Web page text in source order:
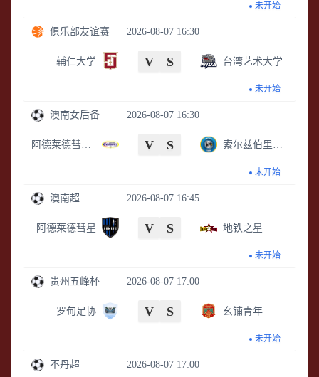
未开始
2026-08-07 16:30
俱乐部友谊赛
辅仁大学 V S 台湾艺术大学
未开始
2026-08-07 16:30
澳南女后备
V S
未开始
2026-08-07 16:45
澳南超
阿德莱德彗星 V S 地铁之星
未开始
2026-08-07 17:00
贵州五峰杯
罗甸足协 V S 幺铺青年
未开始
2026-08-07 17:00
不丹超